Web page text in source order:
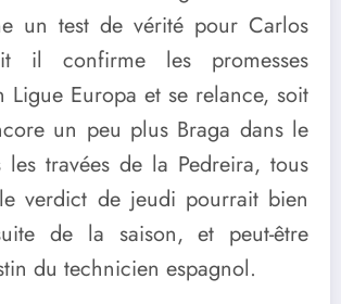
un test de vérité pour Carlos
il confirme les promesses
Ligue Europa et se relance, soit
un peu plus Braga dans le
les travées de la Pedreira, tous
verdict de jeudi pourrait bien
de la saison, et peut-être
du technicien espagnol.